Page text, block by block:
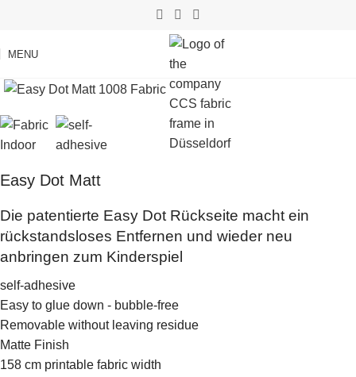
MENU
Easy Dot Matt
Die patentierte Easy Dot Rückseite macht ein
rückstandsloses Entfernen und wieder neu
anbringen zum Kinderspiel
self-adhesive
Easy to glue down - bubble-free
Removable without leaving residue
Matte Finish
158 cm printable fabric width